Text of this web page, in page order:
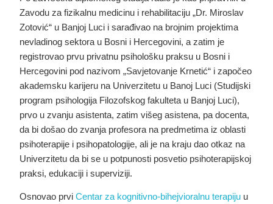
Zavodu za fizikalnu medicinu i rehabilitaciju „Dr. Miroslav
Zotović“ u Banjoj Luci i sarađivao na brojnim projektima
nevladinog sektora u Bosni i Hercegovini, a zatim je
registrovao prvu privatnu psihološku praksu u Bosni i
Hercegovini pod nazivom „Savjetovanje Krnetić“ i započeo
akademsku karijeru na Univerzitetu u Banoj Luci (Studijski
program psihologija Filozofskog fakulteta u Banjoj Luci),
prvo u zvanju asistenta, zatim višeg asistena, pa docenta,
da bi došao do zvanja profesora na predmetima iz oblasti
psihoterapije i psihopatologije, ali je na kraju dao otkaz na
Univerzitetu da bi se u potpunosti posvetio psihoterapijskoj
praksi, edukaciji i superviziji.
Osnovao prviCentar za kognitivno-bihejvioralnu terapiju u